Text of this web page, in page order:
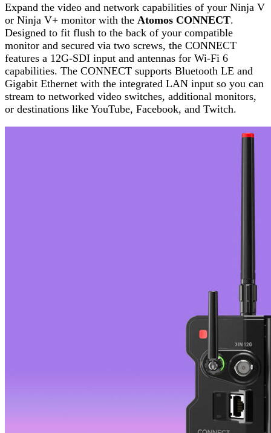
Expand the video and network capabilities of your Ninja V
or Ninja V+ monitor with the Atomos CONNECT.
Designed to fit flush to the back of your compatible
monitor and secured via two screws, the CONNECT
features a 12G-SDI input and antennas for Wi-Fi 6
capabilities. The CONNECT supports Bluetooth LE and
Gigabit Ethernet with the integrated LAN input so you can
stream to networked video switches, additional monitors,
or destinations like YouTube, Facebook, and Twitch.